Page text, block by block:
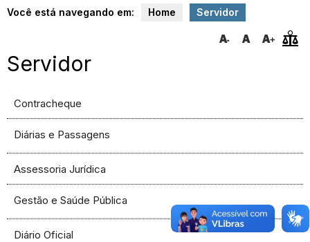
Você está navegando em: Home Servidor
Servidor
Contracheque
Diárias e Passagens
Assessoria Jurídica
Gestão e Saúde Pública
Diário Oficial